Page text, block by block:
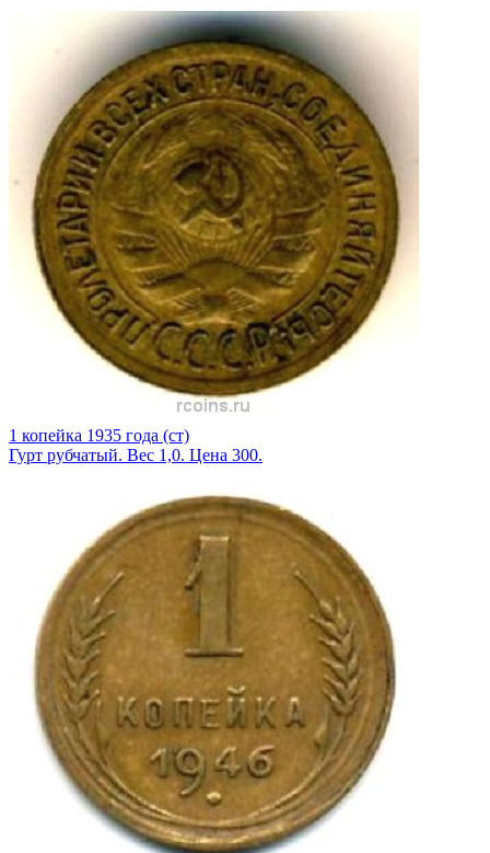
1 копейка 1935 года (ст)
Гурт рубчатый. Вес 1,0. Цена 300.